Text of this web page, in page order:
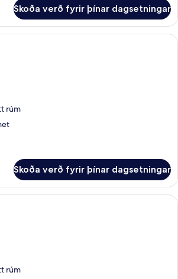
Skoða verð fyrir þínar dagsetningar
Deluxe-herbergi | Míníbar,
rúm
Skoða verð fyrir þínar dagsetningar
Deluxe-herbergi | Míníbar,
rúm